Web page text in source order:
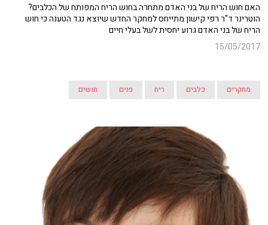
האם חוש הריח של בני האדם מתחרה בחוש הריח המפותח של הכלבים?
הוטרינר ד"ר רפי קישון מתייחס למחקר החדש שיוצא נגד הטענה כי חוש
הריח של בני האדם גרוע יחסית לשל בעלי חיים
15/05/2017
מחקרים כלבים ריח פנים חושים